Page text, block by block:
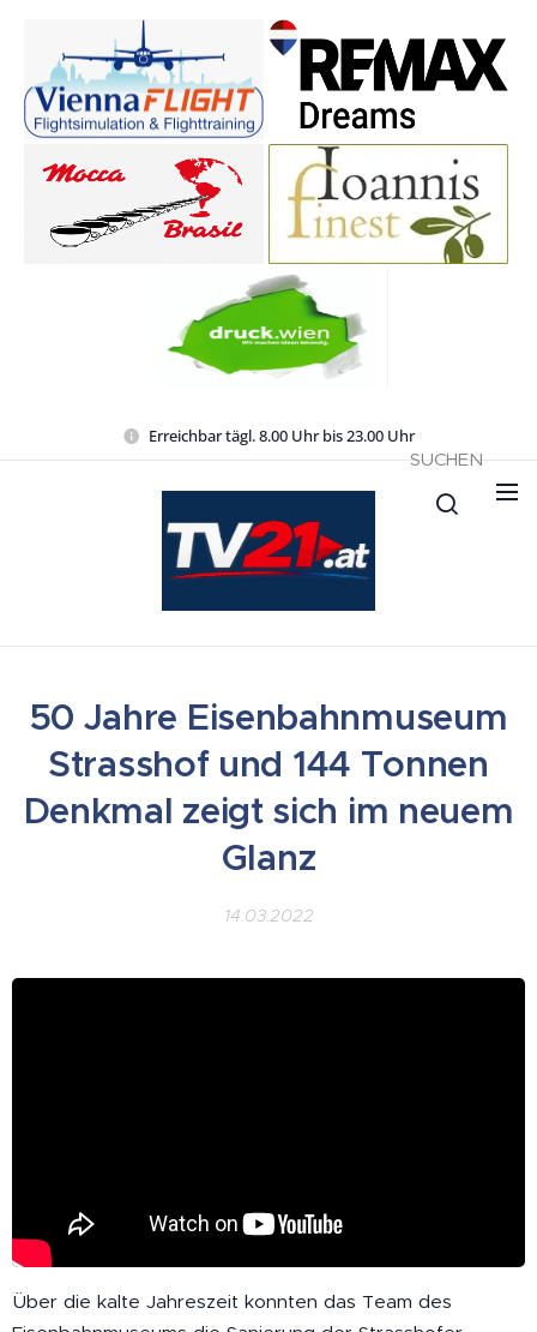
Erreichbar tägl. 8.00 Uhr bis 23.00 Uhr
SUCHEN
50 Jahre Eisenbahnmuseum
Strasshof und 144 Tonnen
Denkmal zeigt sich im neuem
Glanz
14.03.2022
Über die kalte Jahreszeit konnten das Team des